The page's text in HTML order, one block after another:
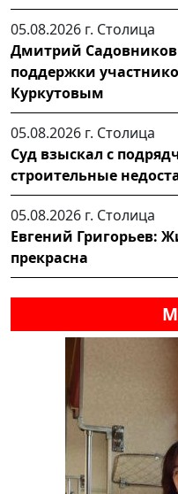
05.08.2026 г. Столица
Дмитрий Садовников
поддержки
Куркутовым
05.08.2026 г. Столица
Суд взыскал с
строительные
05.08.2026 г. Столица
Евгений Григорьев:
прекрасна